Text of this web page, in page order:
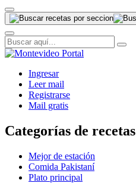
Ingresar
Leer mail
Registrarse
Mail gratis
Categorías de recetas
Mejor de estación
Comida Pakistaní
Plato principal